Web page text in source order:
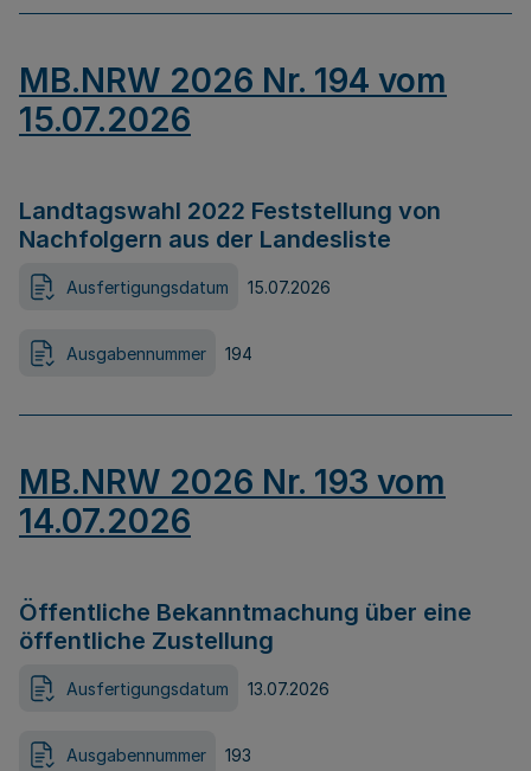
MB.NRW 2026 Nr. 194 vom
15.07.2026
Landtagswahl 2022 Feststellung von
Nachfolgern aus der Landesliste
Ausfertigungsdatum 15.07.2026
Ausgabennummer 194
MB.NRW 2026 Nr. 193 vom
14.07.2026
Öffentliche Bekanntmachung über eine
öffentliche Zustellung
Ausfertigungsdatum 13.07.2026
Ausgabennummer 193